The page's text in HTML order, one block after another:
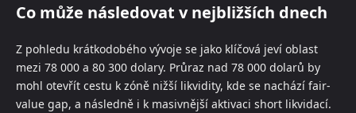
Co může následovat v nejbližších dnech
Z pohledu krátkodobého vývoje se jako klíčová jeví oblast
mezi 78 000 a 80 300 dolary. Průraz nad 78 000 dolarů by
mohl otevřít cestu k zóně nižší likvidity, kde se nachází fair-
value gap, a následně i k masivnější aktivaci short likvidací.